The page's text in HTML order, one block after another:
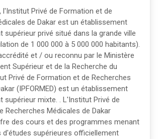
l'Institut Privé de Formation et de
de Dakar est un établissement
supérieur privé situé dans la grande ville
de 1 000 000 à 5 000 000 habitants).
et / ou reconnu par le Ministère
Supérieur et de la Recherche du
Privé de Formation et de Recherches
(IPFORMED) est un établissement
supérieur mixte. . L'Institut Privé de
Recherches Médicales de Dakar
des cours et des programmes menant
d'études supérieures officiellement